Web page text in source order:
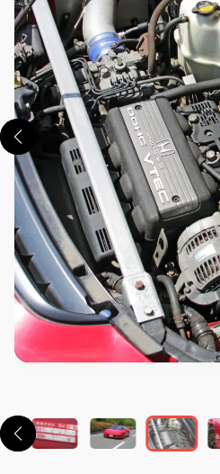
この画像の記事を読む